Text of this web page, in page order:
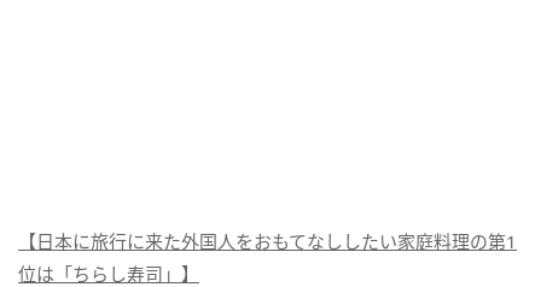
【日本に旅行に来た外国人をおもてなししたい家庭料理の第1
位は「ちらし寿司」】